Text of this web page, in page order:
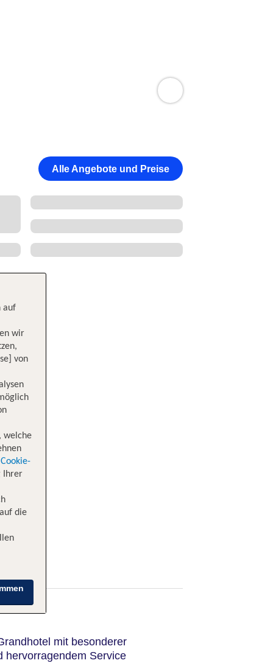
Alle Angebote und Preise
mit besonderer
hervorragendem Service
auf
wir
von
welche
Ihrer
die